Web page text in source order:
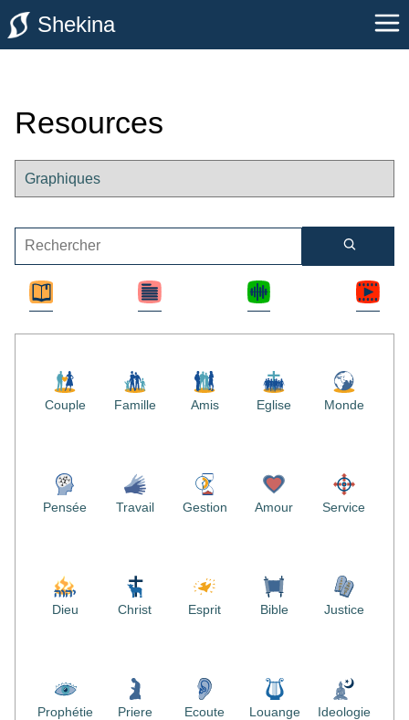
Shekina
Resources
Couple Famille Amis Eglise Monde
Pensée Travail Gestion Amour Service
Dieu Christ Esprit Bible Justice
Prophétie Priere Ecoute Louange Ideologie